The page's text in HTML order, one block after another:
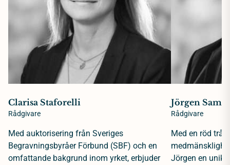
Clarisa Staforelli
Rådgivare
Med auktorisering från Sveriges
Begravningsbyråer Förbund (SBF) och en
omfattande bakgrund inom yrket, erbjuder
Jörgen
Rådgivare
Med en röd
Jörgen en unik